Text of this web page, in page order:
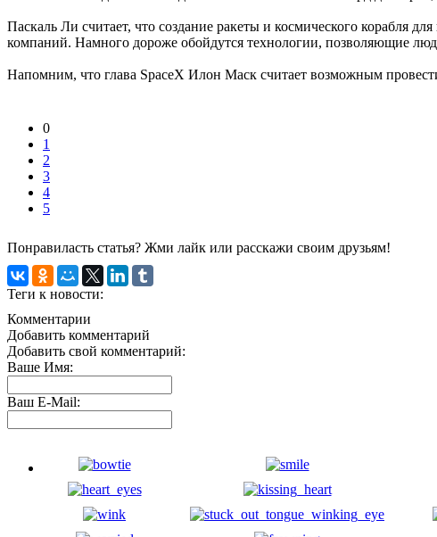
Паскаль Ли считает, что создание ракеты и космического корабля
компаний. Намного дороже обойдутся технологии, позволяющие
Напомним, что глава SpaceX Илон Маск считает возможным
0
1
2
3
4
5
Понравиласть статья? Жми лайк или расскажи своим друзьям!
Теги к новости:
Комментарии
Добавить комментарий
Добавить свой комментарий:
Ваше Имя:
Ваш E-Mail: